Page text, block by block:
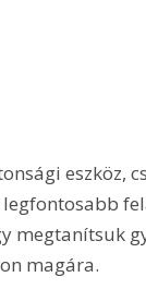
eszköz,
legfontosabb
megtanítsuk
magára.